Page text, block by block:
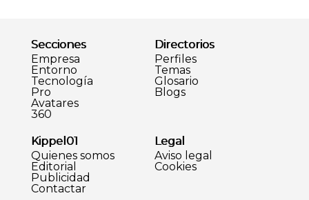
Secciones
Empresa
Entorno
Tecnología
Pro
Avatares
360
Directorios
Perfiles
Temas
Glosario
Blogs
Kippel01
Quienes somos
Editorial
Publicidad
Contactar
Legal
Aviso legal
Cookies